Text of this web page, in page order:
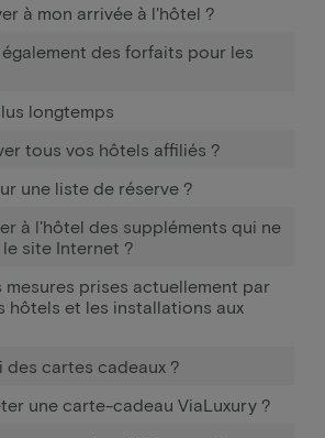
à mon arrivée à l'hôtel ?
des forfaits pour les
longtemps
tous vos hôtels affiliés ?
une liste de réserve ?
à l'hôtel des suppléments qui ne
site Internet ?
mesures prises actuellement par
hôtels et les installations aux
des cartes cadeaux ?
une carte-cadeau ViaLuxury ?